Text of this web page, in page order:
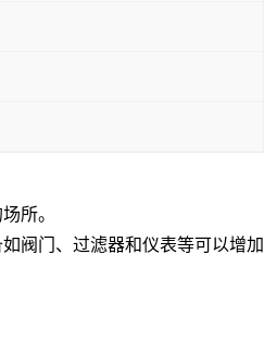
所。
阀门、过滤器和仪表等可以增加